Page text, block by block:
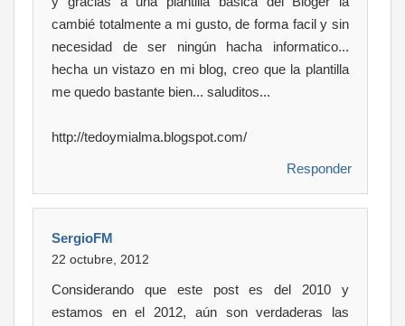
cambié totalmente a mi gusto, de forma facil y sin
necesidad de ser ningún hacha informatico...
hecha un vistazo en mi blog, creo que la plantilla
me quedo bastante bien... saluditos...
http://tedoymialma.blogspot.com/
Responder
SergioFM
22 octubre, 2012
Considerando que este post es del 2010 y
estamos en el 2012, aún son verdaderas las